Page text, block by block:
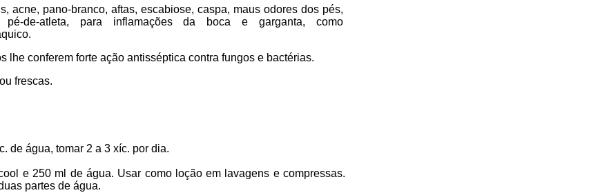
acne, pano-branco, aftas, escabiose, caspa, maus odores dos pés,
pé-de-atleta, para inflamações da boca e garganta, como
lhe conferem forte ação antisséptica contra fungos e bactérias.
frescas.
de água, tomar 2 a 3 xíc. por dia.
e 250 ml de água. Usar como loção em lavagens e compressas.
partes de água.